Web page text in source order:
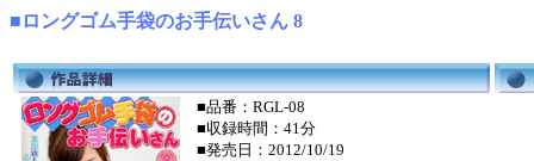
■ロングゴム手袋のお手伝いさん 8
■品番：RGL-08
■収録時間：41分
■発売日：2012/10/19